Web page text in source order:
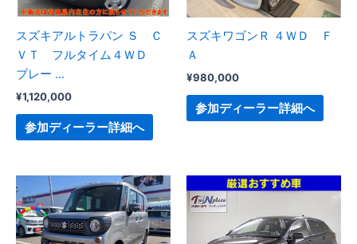
スズキアルトラパン Ｓ Ｃ
ＶＴ フルタイム４ＷＤ
ブレー …
¥1,120,000
参加ディーラー詳細へ
スズキワゴンＲ ４ＷＤ Ｆ
Ａ
¥980,000
参加ディーラー詳細へ